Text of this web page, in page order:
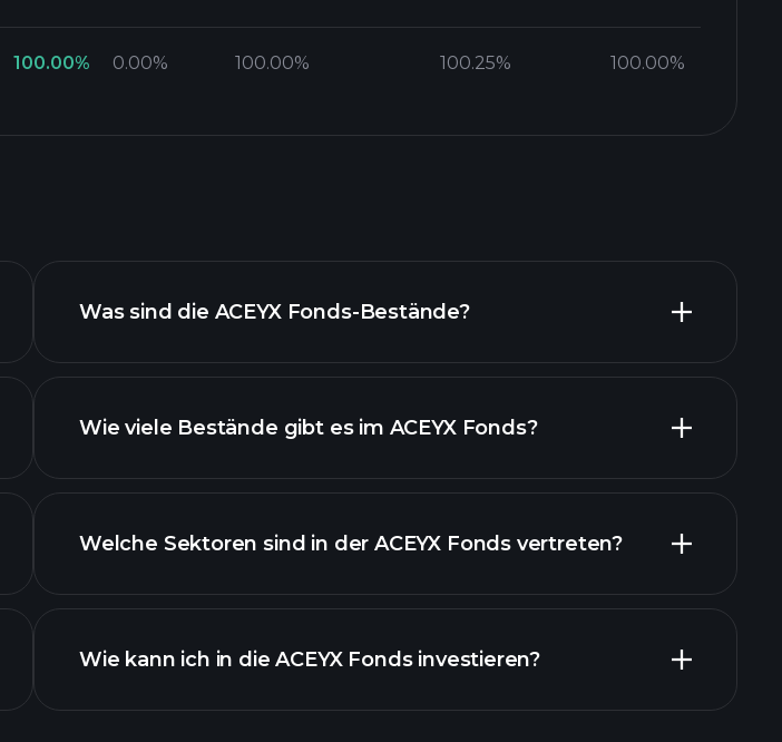
100.00% 0.00% 100.00% 100.25% 100.00%
Was sind die ACEYX Fonds-Bestände?
Wie viele Bestände gibt es im ACEYX Fonds?
Welche Sektoren sind in der ACEYX Fonds vertreten?
Wie kann ich in die ACEYX Fonds investieren?